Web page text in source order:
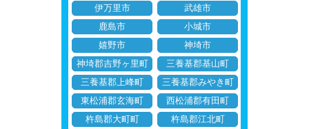
伊万里市
武雄市
鹿島市
小城市
嬉野市
神埼市
神埼郡吉野ヶ里町
三養基郡基山町
三養基郡上峰町
三養基郡みやき町
東松浦郡玄海町
西松浦郡有田町
杵島郡大町町
杵島郡江北町